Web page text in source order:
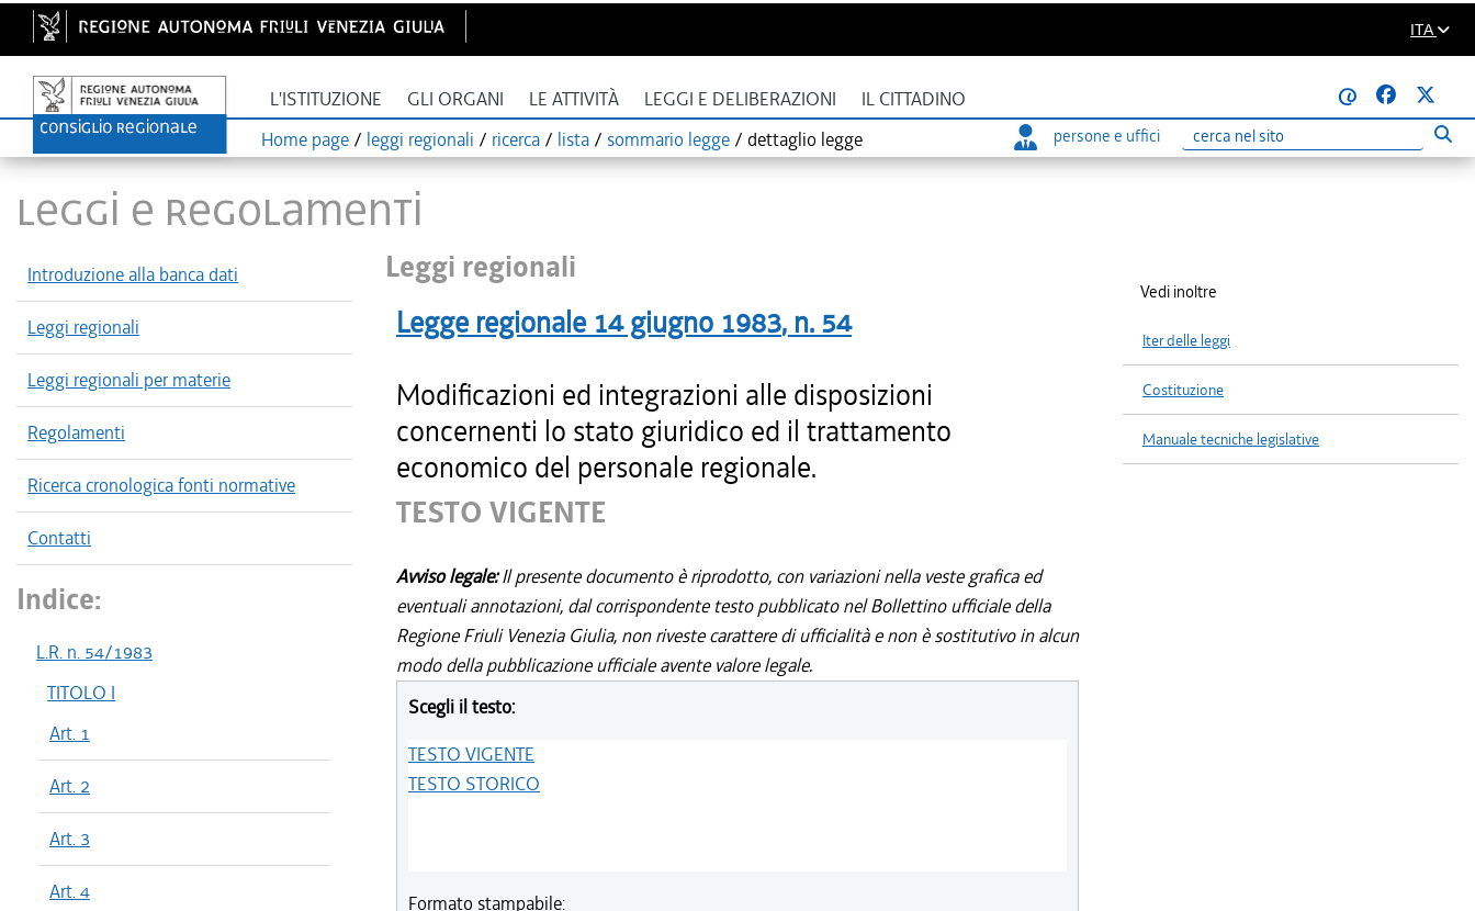
ITA
L'ISTITUZIONE GLI ORGANI LE ATTIVITÀ LEGGI E DELIBERAZIONI IL CITTADINO
@
Home page / leggi regionali / ricerca / lista / sommario legge / dettaglio legge persone e uffici
Ricerca
LEGGI E REGOLAMENTI
Introduzione alla banca dati
Leggi regionali
Leggi regionali per materie
Regolamenti
Ricerca cronologica fonti normative
Contatti
Indice:
L.R. n. 54/1983
TITOLO I
Art. 1
Art. 2
Art. 3
Art. 4
Leggi regionali
Legge regionale 14 giugno 1983, n. 54
Modificazioni ed integrazioni alle disposizioni
concernenti lo stato giuridico ed il trattamento
economico del personale regionale.
TESTO VIGENTE
Avviso legale:Il presente documento è riprodotto, con variazioni nella veste grafica ed
eventuali annotazioni, dal corrispondente testo pubblicato nel Bollettino ufficiale della
Regione Friuli Venezia Giulia, non riveste carattere di ufficialità e non è sostitutivo in alcun
modo della pubblicazione ufficiale avente valore legale.
Scegli il testo:
TESTO VIGENTE
TESTO STORICO
Formato stampabile:
Vedi inoltre
Iter delle leggi
Costituzione
Manuale tecniche legislative